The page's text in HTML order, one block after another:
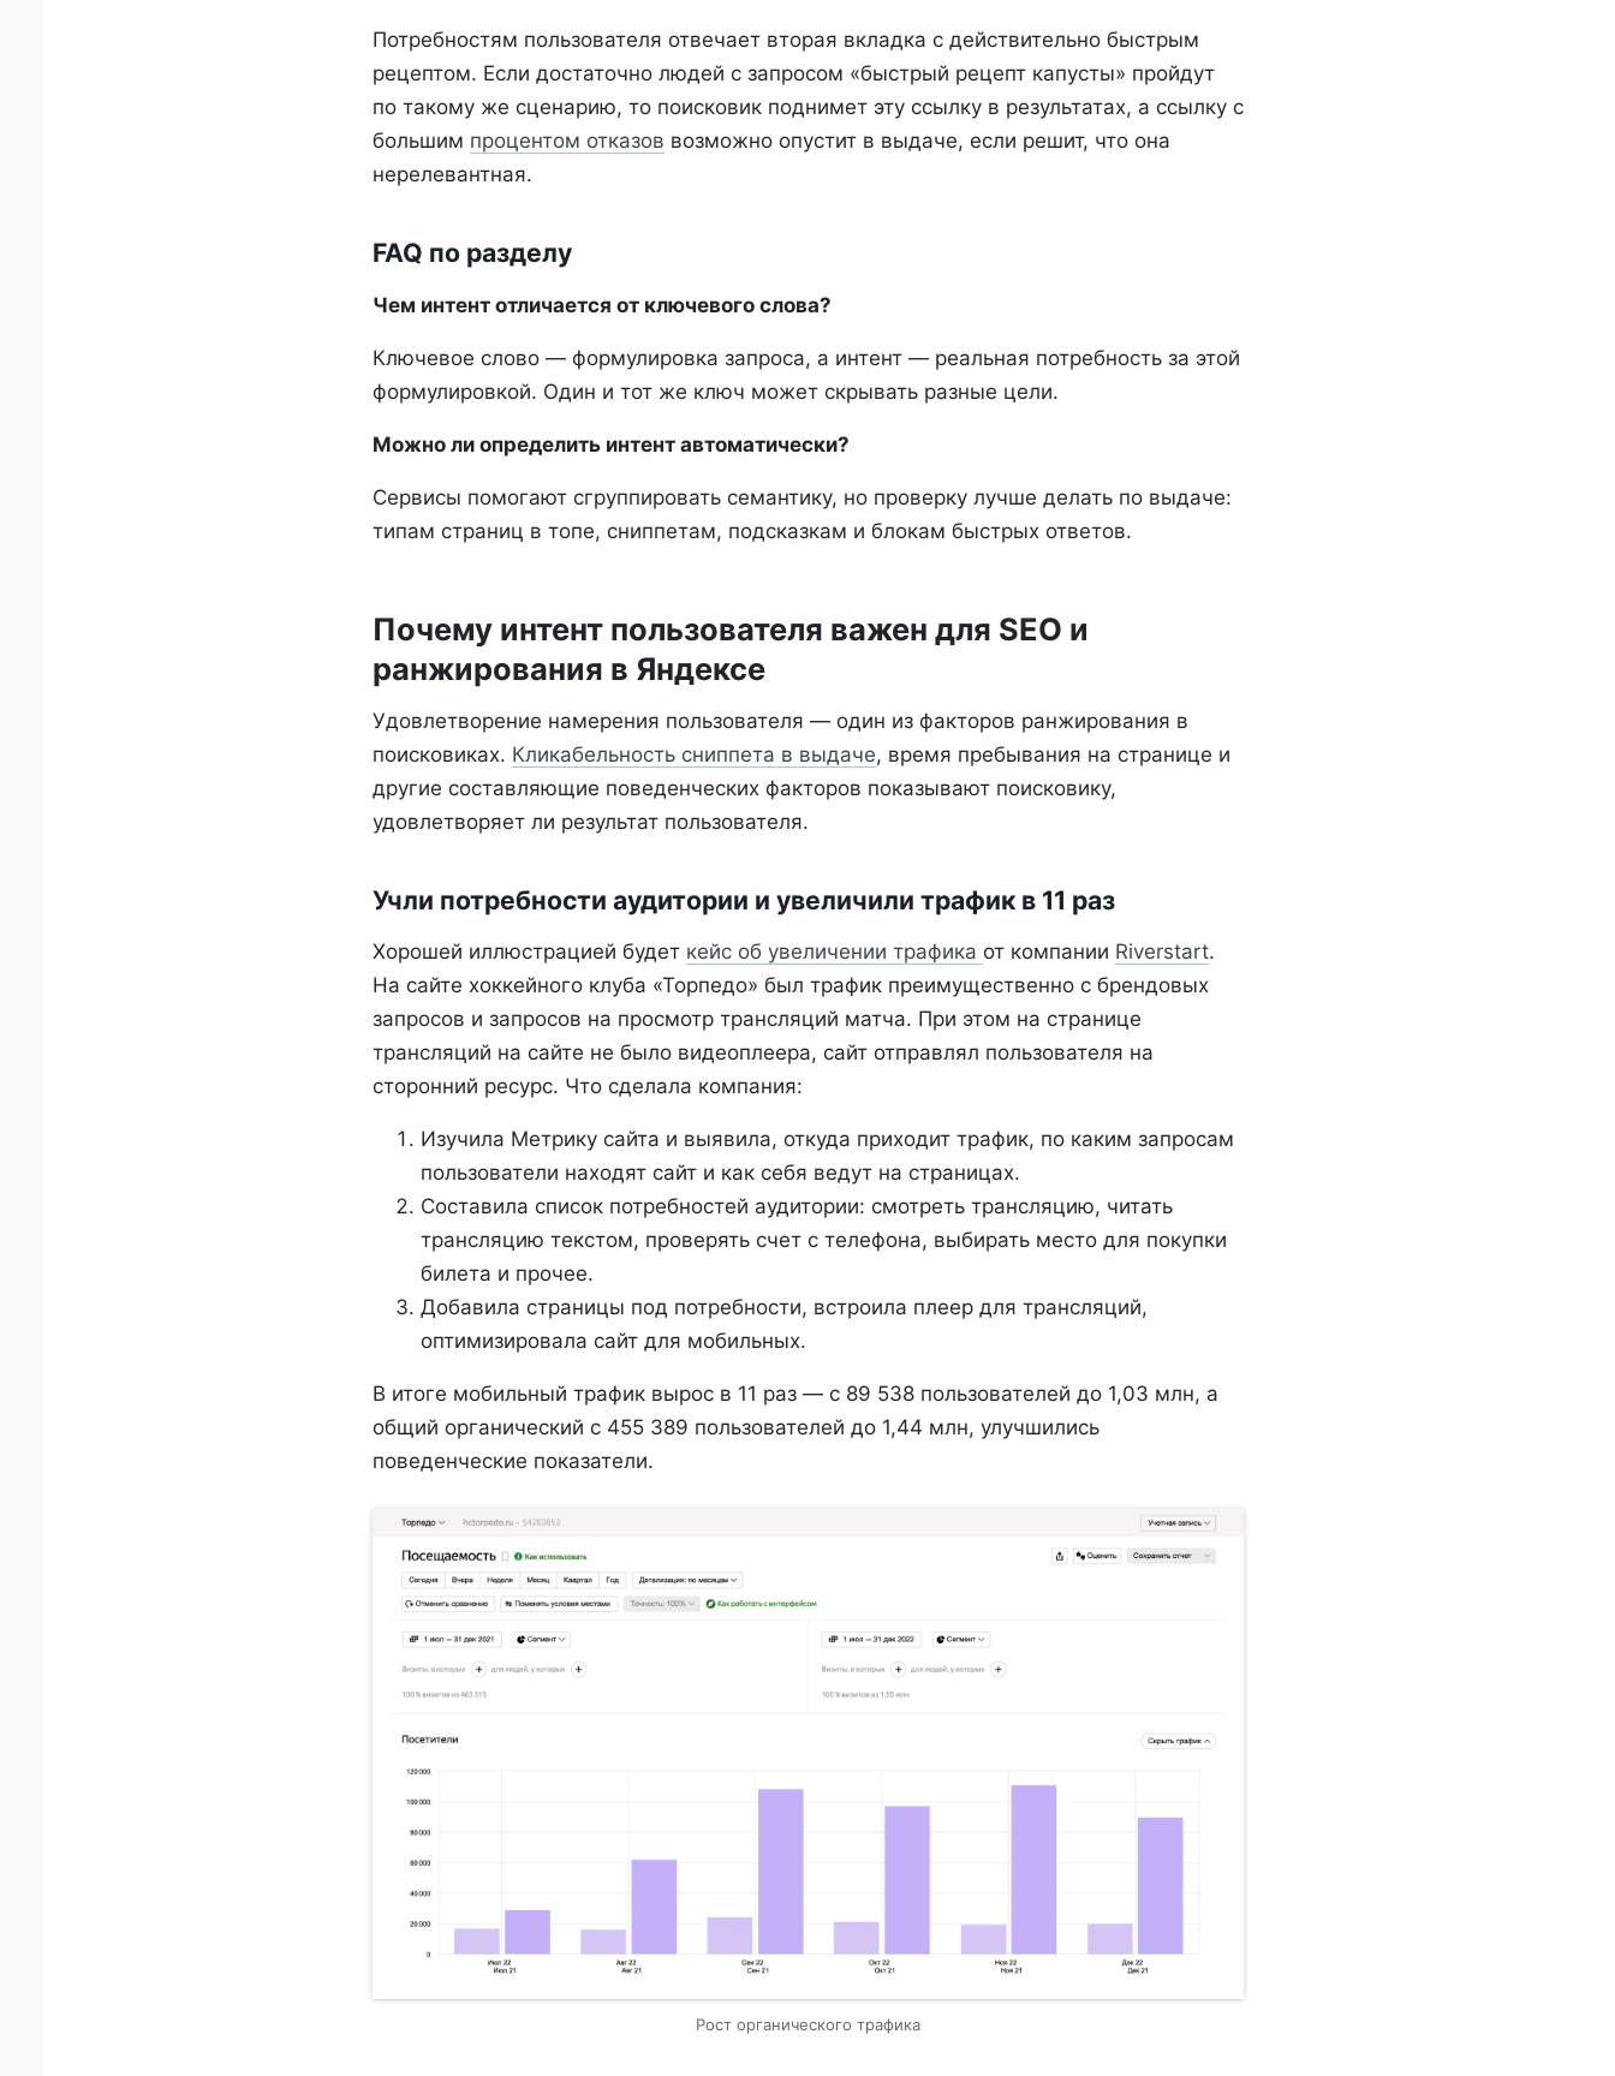
Потребностям пользователя отвечает вторая вкладка с действительно быстрым
рецептом. Если достаточно людей с запросом «быстрый рецепт капусты» пройдут
по такому же сценарию, то поисковик поднимет эту ссылку в результатах, а ссылку с
большим процентом отказов возможно опустит в выдаче, если решит, что она
нерелевантная.
FAQ по разделу
Чем интент отличается от ключевого слова?
Ключевое слово — формулировка запроса, а интент — реальная потребность за этой
формулировкой. Один и тот же ключ может скрывать разные цели.
Можно ли определить интент автоматически?
Сервисы помогают сгруппировать семантику, но проверку лучше делать по выдаче:
типам страниц в топе, сниппетам, подсказкам и блокам быстрых ответов.
Почему интент пользователя важен для SEO и
ранжирования в Яндексе
Удовлетворение намерения пользователя — один из факторов ранжирования в
поисковиках. Кликабельность сниппета в выдаче, время пребывания на странице и
другие составляющие поведенческих факторов показывают поисковику,
удовлетворяет ли результат пользователя.
Учли потребности аудитории и увеличили трафик в 11 раз
Хорошей иллюстрацией будет кейс об увеличении трафика от компании Riverstart.
На сайте хоккейного клуба «Торпедо» был трафик преимущественно с брендовых
запросов и запросов на просмотр трансляций матча. При этом на странице
трансляций на сайте не было видеоплеера, сайт отправлял пользователя на
сторонний ресурс. Что сделала компания:
Изучила Метрику сайта и выявила, откуда приходит трафик, по каким запросам
пользователи находят сайт и как себя ведут на страницах.
Составила список потребностей аудитории: смотреть трансляцию, читать
трансляцию текстом, проверять счет с телефона, выбирать место для покупки
билета и прочее.
Добавила страницы под потребности, встроила плеер для трансляций,
оптимизировала сайт для мобильных.
В итоге мобильный трафик вырос в 11 раз — с 89 538 пользователей до 1,03 млн, а
общий органический с 455 389 пользователей до 1,44 млн, улучшились
поведенческие показатели.
Рост органического трафика